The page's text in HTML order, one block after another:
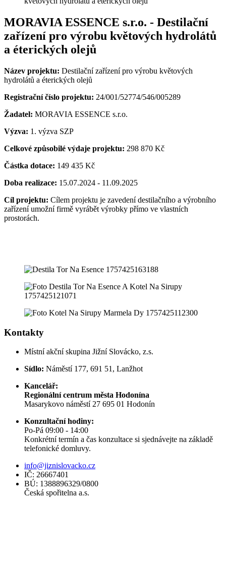
MORAVIA ESSENCE s.r.o. - Destilační
zařízení pro výrobu květových hydrolátů
a éterických olejů
Název projektu: Destilační zařízení pro výrobu květových
hydrolátů a éterických olejů
Registrační číslo projektu: 24/001/52774/546/005289
Žadatel: MORAVIA ESSENCE s.r.o.
Výzva: 1. výzva SZP
Celkové způsobilé výdaje projektu: 298 870 Kč
Částka dotace: 149 435 Kč
Doba realizace: 15.07.2024 - 11.09.2025
Cíl projektu: Cílem projektu je zavedení destilačního a výrobního
zařízení umožní firmě vyrábět výrobky přímo ve vlastních
prostorách.
Kontakty
Místní akční skupina Jižní Slovácko, z.s.
Sídlo: Náměstí 177, 691 51, Lanžhot
Kancelář:
Regionální centrum města Hodonína
Masarykovo náměstí 27 695 01 Hodonín
Konzultační hodiny:
Po-Pá 09:00 - 14:00
Konkrétní termín a čas konzultace si sjednávejte na základě
telefonické domluvy.
info@jiznislovacko.cz
IČ: 26667401
BÚ: 1388896329/0800
Česká spořitelna a.s.